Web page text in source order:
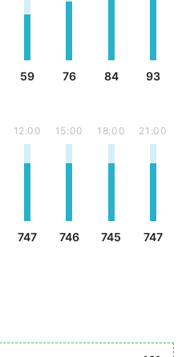
59 76 84 93
12:00
747
15:00
746
18:00
745
21:00
747